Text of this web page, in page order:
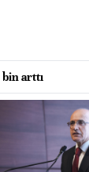
bin arttı